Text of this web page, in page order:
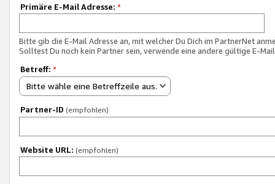
Primäre E-Mail Adresse: *
Bitte gib die E-Mail Adresse an, mit welcher Du Dich im PartnerNet
Solltest Du noch kein Partner sein, verwende eine andere gültige E-
Betreff: *
Bitte wähle eine Betreffzeile aus.
Partner-ID (empfohlen)
Website URL: (empfohlen)